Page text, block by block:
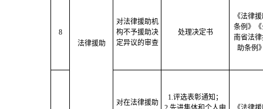
法律援助
8
对法律援助机
构不予援助决
定异议的审查
处理决定书
《法律
条例》《
南省法律
助条例
对在法律援助
1.评选表彰通知；